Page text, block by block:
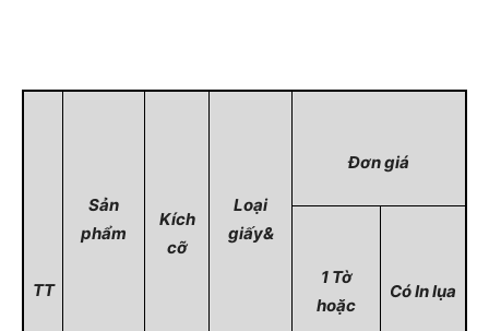
TT
Sản
phẩm
Kích
cỡ
Loại
giấy&
Đơn giá
1 Tờ
hoặc
Có In lụa